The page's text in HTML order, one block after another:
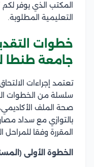
المكتب الذي يوفر
التعليمية المطلوبة.
خطوات
جامعة طنطا
تعتمد إجراءات
سلسلة من الخطوات
صحة الملف
بالتوازي مع سداد
المقررة وفقا للمراحل
الخطوة الأولى